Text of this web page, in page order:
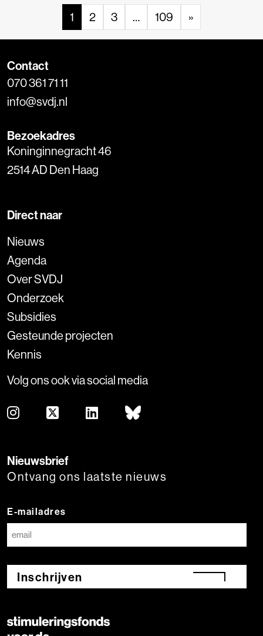
1 2 3 … 109 »
Contact
070 361 71 11
info@svdj.nl
Bezoekadres
Koninginnegracht 46
2514 AD Den Haag
Direct naar
Nieuws
Agenda
Over SVDJ
Onderzoek
Subsidies
Gesteunde projecten
Kennis
Volg ons ook via social media
Nieuwsbrief
Ontvang ons laatste nieuws
E-mailadres
Inschrijven